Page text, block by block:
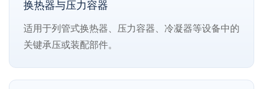
换热器与压力容器
适用于列管式换热器、压力容器、冷凝器等设备中的
关键承压或装配部件。